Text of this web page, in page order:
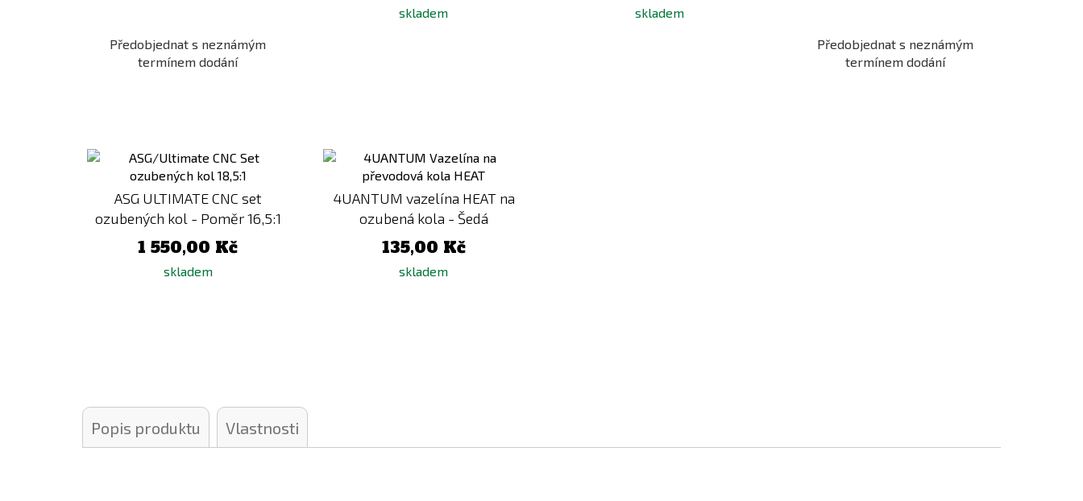
Předobjednat s neznámým
termínem dodání
skladem skladem
Předobjednat s neznámým
termínem dodání
ASG ULTIMATE CNC set
ozubených kol - Poměr 16,5:1
1 550,00 Kč
skladem
4UANTUM vazelína HEAT na
ozubená kola - Šedá
135,00 Kč
skladem
Popis produktu Vlastnosti